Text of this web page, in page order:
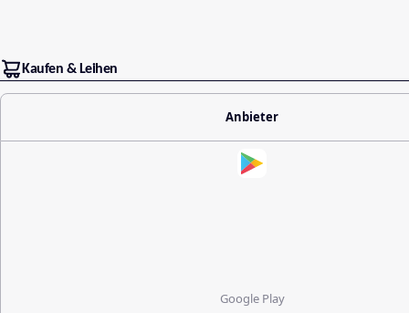
Kaufen & Leihen
Anbieter
Google Play